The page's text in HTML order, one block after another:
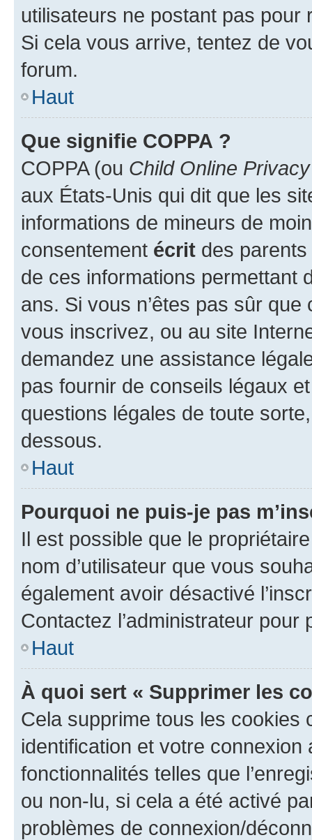
utilisateurs ne postant pas pour
Si cela vous arrive, tentez de
forum.
Haut
Que signifie COPPA ?
COPPA (ou Child Online
aux États-Unis qui dit que les
informations de mineurs de
consentement écrit des parents
de ces informations permettant
ans. Si vous n’êtes pas sûr
vous inscrivez, ou au site
demandez une assistance
pas fournir de conseils légaux
questions légales de toute
dessous.
Haut
Pourquoi ne puis-je pas
Il est possible que le
nom d’utilisateur que vous
également avoir désactivé
Contactez l’administrateur
Haut
À quoi sert « Supprimer les
Cela supprime tous les cookies
identification et votre
fonctionnalités telles que
ou non-lu, si cela a été activé
problèmes de connexion/